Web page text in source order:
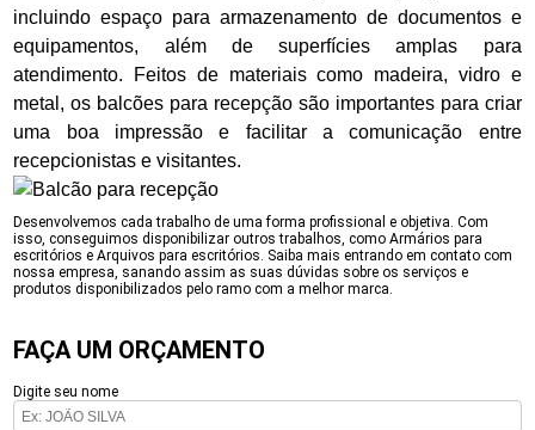
incluindo espaço para armazenamento de documentos e
equipamentos, além de superfícies amplas para
atendimento. Feitos de materiais como madeira, vidro e
metal, os balcões para recepção são importantes para criar
uma boa impressão e facilitar a comunicação entre
recepcionistas e visitantes.
Desenvolvemos cada trabalho de uma forma profissional e objetiva. Com
isso, conseguimos disponibilizar outros trabalhos, como Armários para
escritórios e Arquivos para escritórios. Saiba mais entrando em contato com
nossa empresa, sanando assim as suas dúvidas sobre os serviços e
produtos disponibilizados pelo ramo com a melhor marca.
FAÇA UM ORÇAMENTO
Digite seu nome